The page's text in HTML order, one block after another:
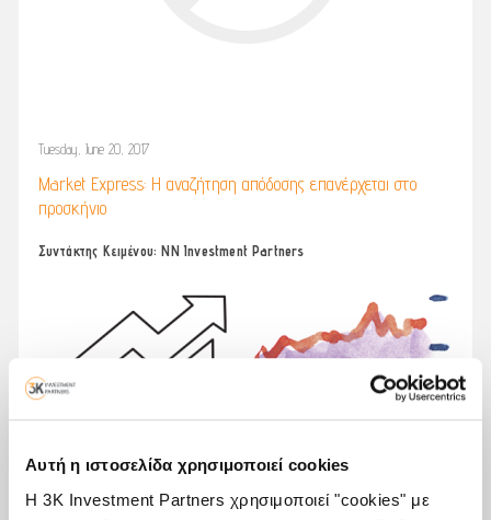
Αυτή η ιστοσελίδα χρησιμοποιεί cookies
Η 3K Investment Partners χρησιμοποιεί "cookies" με
Tuesday, June 20, 2017
Market Express: Η αναζήτηση απόδοσης επανέρχεται στο
προσκήνιο
Συντάκτης Κειμένου: NN Investment Partners